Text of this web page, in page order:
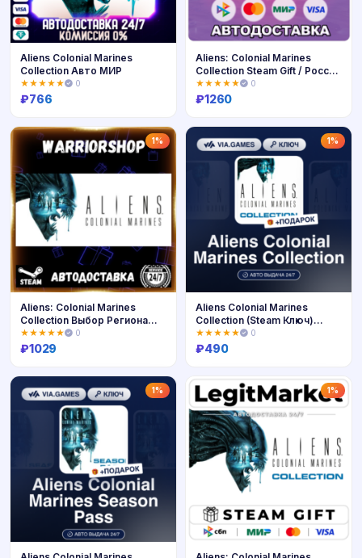
Купить
Aliens Colonial Marines
Collection Авто МИР
★★★★★ 0
₽766
Купить
Aliens: Colonial Marines
Collection Steam Gift / Россия
+ МИР / АВТО
★★★★★ 0
₽1260
1%
Купить
Aliens: Colonial Marines
Collection Выбор Региона
Стим STEAM GIFT АВТО
24/7 ГАРАНТИЯ
★★★★★ 0
₽1029
1%
Купить
Aliens Colonial Marines
Collection (Steam Ключ)
Европейский Союз +
ПОДАРОК
★★★★★ 0
₽490
1% 1%